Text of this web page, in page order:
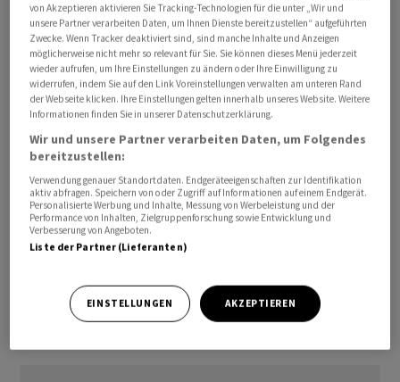
Im Podcast «HZ Insights» sprechen Tim Höfinghoff und
Handelszeitung-Redaktor David Torcasso über das
PhänomenTesla: Wie gelingt es dem US-Autobauer, in
der Elektromobilität so grosse Akzente zu setzen?Sind
die weiteren Aussichten tatsächlich so gut, wie es die
Aktienanleger derzeit erwarten? Was spricht für das
Unternehmen - und was spricht dagegen? Wie reagiert
die Konkurrenz und kann sieTeslavielleicht doch schon
bald aus dem Rennen werfen?
Dieser Beitrag erschien zuerst bei der "Handelszeitung"
unter dem Titel:Elon Musk: Ist der Tesla-Chef genial oder
von Akzeptieren aktivieren Sie Tracking-Technologien für die unter „Wir und
unsere Partner verarbeiten Daten, um Ihnen Dienste bereitzustellen“ aufgeführten
Zwecke. Wenn Tracker deaktiviert sind, sind manche Inhalte und Anzeigen
möglicherweise nicht mehr so relevant für Sie. Sie können dieses Menü jederzeit
wieder aufrufen, um Ihre Einstellungen zu ändern oder Ihre Einwilligung zu
widerrufen, indem Sie auf den Link Voreinstellungen verwalten am unteren Rand
der Webseite klicken. Ihre Einstellungen gelten innerhalb unseres Website. Weitere
Informationen finden Sie in unserer Datenschutzerklärung.
Wir und unsere Partner verarbeiten Daten, um Folgendes
bereitzustellen:
Verwendung genauer Standortdaten. Endgeräteeigenschaften zur Identifikation
aktiv abfragen. Speichern von oder Zugriff auf Informationen auf einem Endgerät.
Personalisierte Werbung und Inhalte, Messung von Werbeleistung und der
Performance von Inhalten, Zielgruppenforschung sowie Entwicklung und
Verbesserung von Angeboten.
Liste der Partner (Lieferanten)
EINSTELLUNGEN AKZEPTIEREN